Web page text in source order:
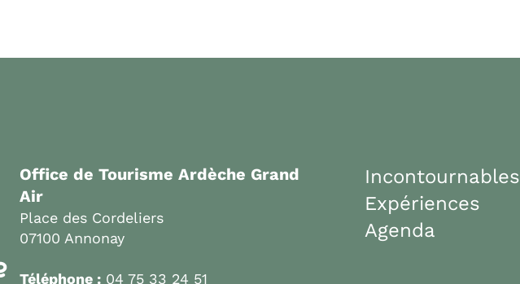
Office de Tourisme Ardèche Grand
Air
Place des Cordeliers
07100 Annonay
Téléphone : 04 75 33 24 51
Incontournables
Expériences
Agenda